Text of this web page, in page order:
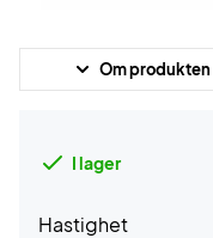
Om produkten
I lager
Hastighet